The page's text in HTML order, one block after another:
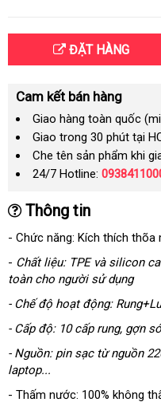
ĐẶT HÀNG
Cam kết bán hàng
Giao hàng toàn quốc
Giao trong 30 phút tại
Che tên sản phẩm khi
24/7 Hotline:
Thông tin
- Chức năng: Kích thích thõa
- Chất liệu: TPE xách
tay
và silicon
toàn cho người sử dụng
- Chế độ hoạt động:
- Cấp độ: 10 cấp rungdịch
, gợn
- Nguồn: pin sạc từ nguồn
laptop...
- Thấm nước: 100% không